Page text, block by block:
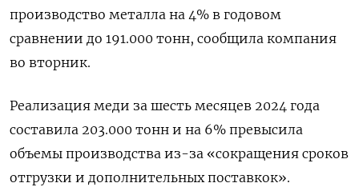
производство металла на 4% в годовом
сравнении до 191.000 тонн, сообщила компания
во вторник.
Реализация меди за шесть месяцев 2024 года
составила 203.000 тонн и на 6% превысила
объемы производства из-за «сокращения сроков
отгрузки и дополнительных поставкок».